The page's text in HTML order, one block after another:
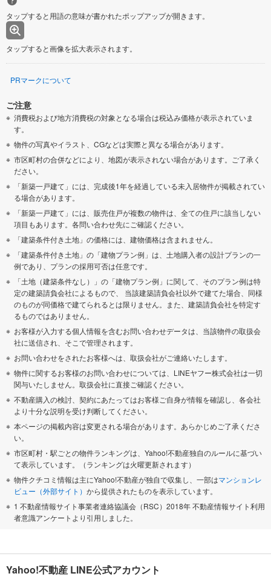
タップすると用語の意味が書かれたポップアップが開きます。
タップすると画像を拡大表示されます。
PRマークについて
ご注意
消費税および地方消費税の対象となる場合は税込み価格が表示されていま
す。
物件の写真やイラスト、CGなどは実際と異なる場合があります。
市区町村の合併などにより、地図が表示されない場合があります。ご了承く
ださい。
「新築一戸建て」には、完成後1年を経過している未入居物件が掲載されてい
る場合があります。
「新築一戸建て」には、販売住戸が複数の物件は、全ての住戸に該当しない
項目もあります。各問い合わせ先にご確認ください。
「建築条件付き土地」の価格には、建物価格は含まれません。
「建築条件付き土地」の「建物プラン例」は、土地購入者の設計プランの一
例であり、プランの採用可否は任意です。
「土地（建築条件なし）」の「建物プラン例」に関して、そのプラン例は特
定の建築請負会社によるもので、 当該建築請負会社以外で建てた場合、同様
のものが同価格で建てられるとは限りません。また、建築請負会社を特定す
るものではありません。
お客様が入力する個人情報を含むお問い合わせデータは、当該物件の取扱会
社に送信され、そこで管理されます。
お問い合わせをされたお客様へは、取扱会社がご連絡いたします。
物件に関するお客様のお問い合わせについては、LINEヤフー株式会社は一切
関与いたしません。取扱会社に直接ご確認ください。
不動産購入の検討、契約にあたってはお客様ご自身が情報を確認し、各会社
より十分な説明を受け判断してください。
本ページの掲載内容は変更される場合があります。あらかじめご了承くださ
い。
市区町村・駅ごとの物件ランキングは、Yahoo!不動産独自のルールに基づい
て表示しています。（ランキングは火曜更新されます）
物件クチコミ情報は主にYahoo!不動産が独自で収集し、一部はマンションレ
ビュー（外部サイト） から提供されたものを表示しています。
1 不動産情報サイト事業者連絡協議会（RSC）2018年 不動産情報サイト利用
者意識アンケートより引用しました。
Yahoo!不動産 LINE公式アカウント